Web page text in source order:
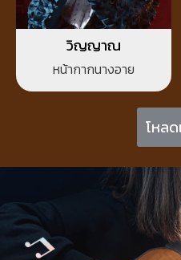
วิญญาณ
หน้ากากนางอาย
โหล